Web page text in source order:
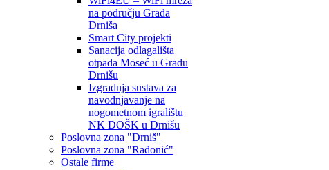
na području Grada
Drniša
Smart City projekti
Sanacija odlagališta
otpada Moseć u Gradu
Drnišu
Izgradnja sustava za
navodnjavanje na
nogometnom igralištu
NK DOŠK u Drnišu
Poslovna zona "Drniš"
Poslovna zona "Radonić"
Ostale firme